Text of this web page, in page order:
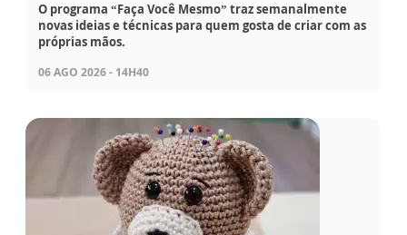
O programa “Faça Você Mesmo” traz semanalmente
novas ideias e técnicas para quem gosta de criar com as
próprias mãos.
06 AGO 2026 - 14H40